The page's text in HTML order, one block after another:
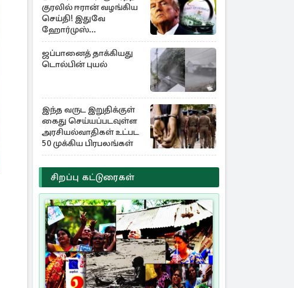
குரலில் ஈரான் வழங்கிய
செய்தி! இதுவே
ஹோர்முஸ்
திறப்புக்கான நிபந்தனை
ஜப்பானைத் தாக்கியது
டொல்பின் புயல்
இந்த வருட இறுதிக்குள்
கைது செய்யப்படவுள்ள
அரசியல்வாதிகள் உட்பட
50 முக்கிய பிரபலங்கள்
சிறப்பு கட்டுரைகள்